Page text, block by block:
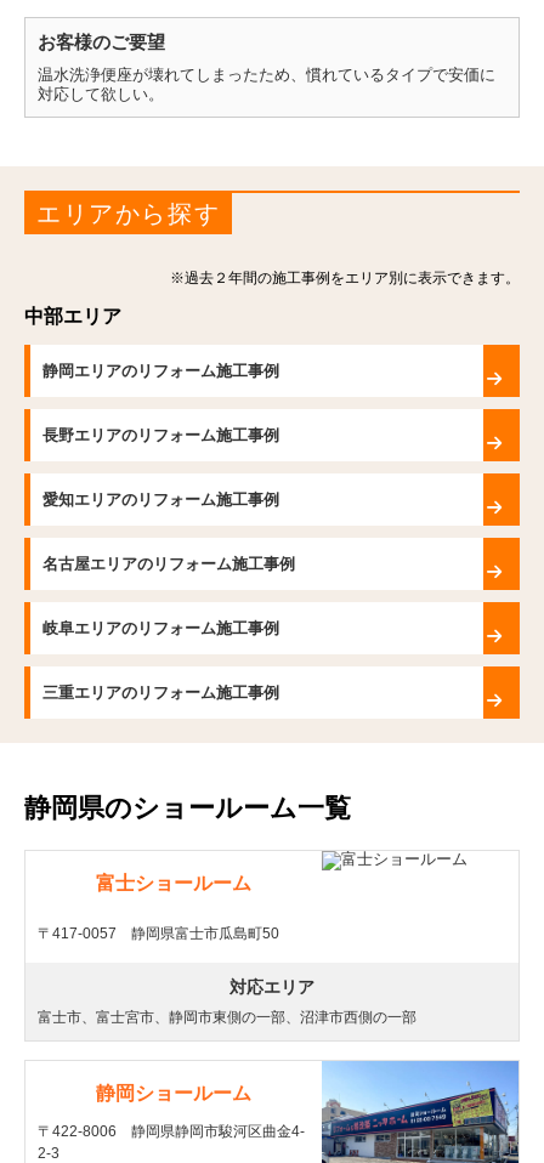
お客様のご要望
温水洗浄便座が壊れてしまったため、慣れているタイプで安価に
対応して欲しい。
エリアから探す
※過去２年間の施工事例をエリア別に表示できます。
中部エリア
静岡エリアのリフォーム施工事例
長野エリアのリフォーム施工事例
愛知エリアのリフォーム施工事例
名古屋エリアのリフォーム施工事例
岐阜エリアのリフォーム施工事例
三重エリアのリフォーム施工事例
静岡県のショールーム一覧
富士ショールーム
〒417-0057 静岡県富士市瓜島町50
対応エリア
富士市、富士宮市、静岡市東側の一部、沼津市西側の一部
静岡ショールーム
〒422-8006 静岡県静岡市駿河区曲金4-
2-3